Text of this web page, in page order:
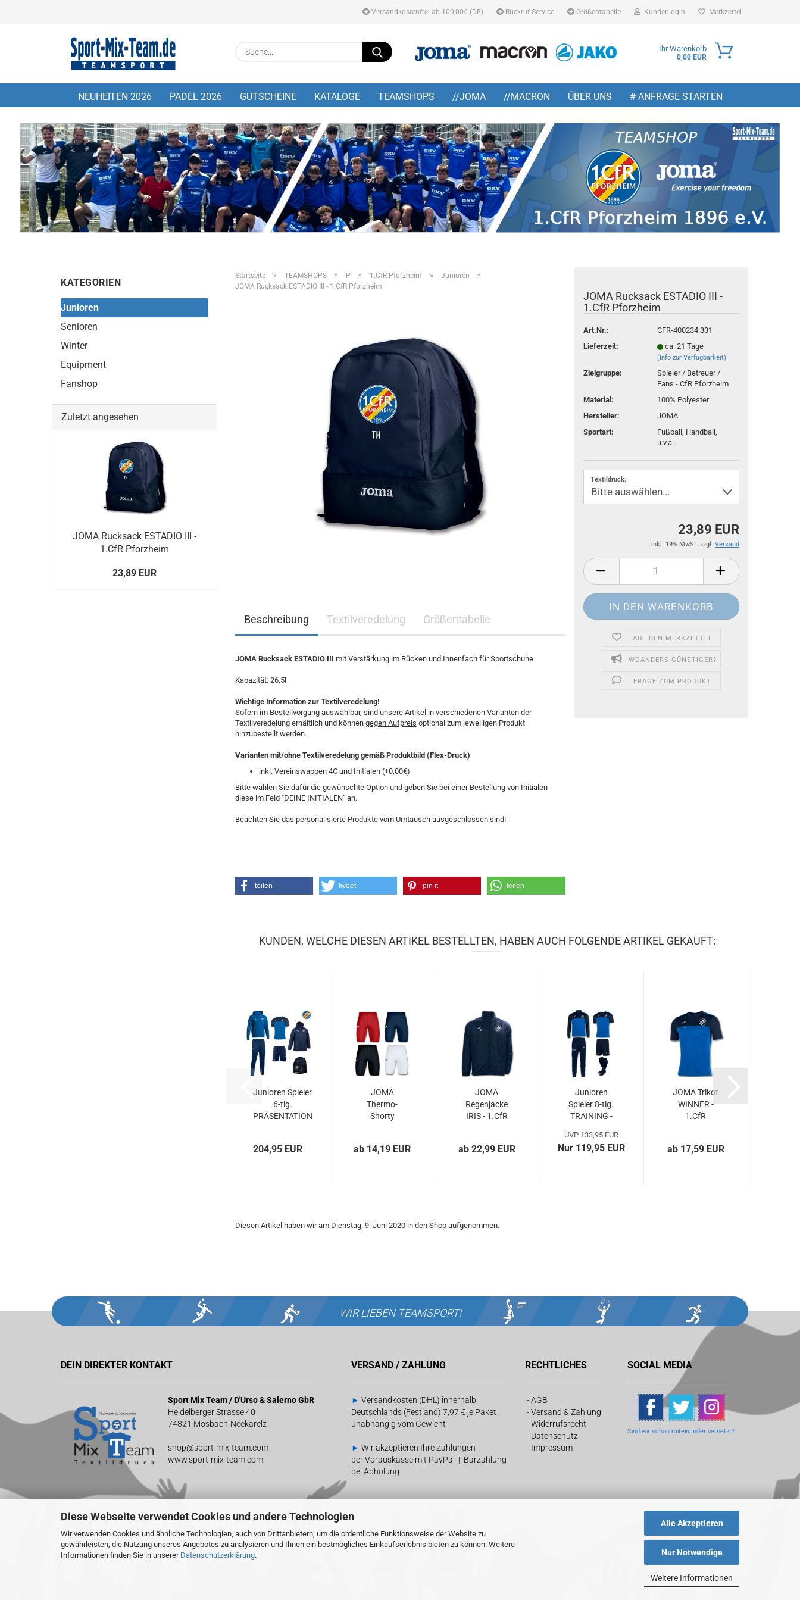
Diese Webseite verwendet Cookies und andere Technologien
Wir verwenden Cookies und ähnliche Technologien, auch von Drittanbietern, um die ordentliche Funktionsweise der Website zu
gewährleisten, die Nutzung unseres Angebotes zu analysieren und Ihnen ein bestmögliches Einkaufserlebnis bieten zu können. Weitere
Informationen finden Sie in unserer Datenschutzerklärung.
Alle Akzeptieren
Nur Notwendige
Weitere Informationen
Versandkostenfrei ab 100,00€ (DE) Rückruf-Service Größentabelle Kundenlogin
Passwort
Konto erstellen
Passwort vergessen?
Merkzettel
Suche... Ihr Warenkorb
0,00 EUR
NEUHEITEN 2026 PADEL 2026 GUTSCHEINE KATALOGE TEAMSHOPS //JOMA //MACRON ÜBER UNS # ANFRAGE STARTEN
Startseite » TEAMSHOPS » P » 1.CfR Pforzheim » Junioren »
JOMA Rucksack ESTADIO III - 1.CfR Pforzheim
JOMA Rucksack ESTADIO III -
1.CfR Pforzheim
Art.Nr.:
CFR-400234.331
Lieferzeit:
ca. 21 Tage
(Info zur Verfügbarkeit)
Zielgruppe:
Spieler / Betreuer /
Fans - CfR Pforzheim
Material:
100% Polyester
Hersteller:
JOMA
Sportart:
Fußball, Handball,
u.v.a.
Textildruck:
23,89 EUR
inkl. 19% MwSt. zzgl. Versand
AUF DEN MERKZETTEL
WOANDERS GÜNSTIGER?
FRAGE ZUM PRODUKT
Beschreibung Textilveredelung Größentabelle
JOMA Rucksack ESTADIO III mit Verstärkung im Rücken und Innenfach für Sportschuhe
Kapazität: 26,5l
Wichtige Information zur Textilveredelung!
Sofern im Bestellvorgang auswählbar, sind unsere Artikel in verschiedenen Varianten der
Textilveredelung erhältlich und können gegen Aufpreis optional zum jeweiligen Produkt
hinzubestellt werden.
Varianten mit/ohne Textilveredelung gemäß Produktbild (Flex-Druck)
inkl. Vereinswappen 4C und Initialen (+0,00€)
Bitte wählen Sie dafür die gewünschte Option und geben Sie bei einer Bestellung von Initialen
diese im Feld "DEINE INITIALEN" an.
Beachten Sie das personalisierte Produkte vom Umtausch ausgeschlossen sind!
teilen tweet pin it teilen
KUNDEN, WELCHE DIESEN ARTIKEL BESTELLTEN, HABEN AUCH FOLGENDE ARTIKEL GEKAUFT:
Junioren Spieler
6-tlg.
PRÄSENTATION
204,95 EUR
JOMA
Thermo-
Shorty
1.CfR...
ab 14,19 EUR
JOMA
Regenjacke
IRIS - 1.CfR
ab 22,99 EUR
Junioren
Spieler 8-tlg.
TRAINING -
UVP 133,95 EUR
Nur 119,95 EUR
JOMA Trikot
WINNER -
1.CfR
ab 17,59 EUR
Diesen Artikel haben wir am Dienstag, 9. Juni 2020 in den Shop aufgenommen.
KATEGORIEN
Junioren
Senioren
Winter
Equipment
Fanshop
Zuletzt angesehen
JOMA Rucksack ESTADIO III -
1.CfR Pforzheim
23,89 EUR
WIR LIEBEN TEAMSPORT!
DEIN DIREKTER KONTAKT
Sport Mix Team / D'Urso & Salerno GbR
Heidelberger Strasse 40
74821 Mosbach-Neckarelz
shop@sport-mix-team.com
www.sport-mix-team.com
VERSAND / ZAHLUNG
► Versandkosten (DHL) innerhalb
Deutschlands (Festland) 7,97 € je Paket
unabhängig vom Gewicht
► Wir akzeptieren Ihre Zahlungen
per Vorauskasse mit PayPal | Barzahlung
bei Abholung
RECHTLICHES
-AGB
-Versand & Zahlung
-Widerrufsrecht
- Datenschutz
- Impressum
SOCIAL MEDIA
Sind wir schon miteinander vernetzt?